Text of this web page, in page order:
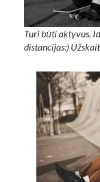
Turi būti aktyvus.
distancijas:)